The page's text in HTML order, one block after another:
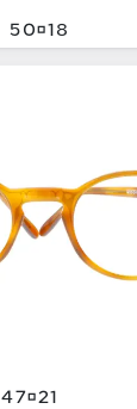
5018
4721